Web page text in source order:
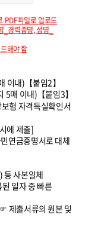
파일로 업로드
경력증명, 성명_
해야 함
이내)【붙임2】
매 이내)【붙임3】
험 자격득실확인서
에 제출]
연금증명서로 대체
등 사본일체
일자 중 빠른
제출서류의 원본 및